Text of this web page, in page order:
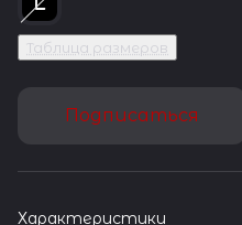
Таблица размеров
Подписаться
Характеристики